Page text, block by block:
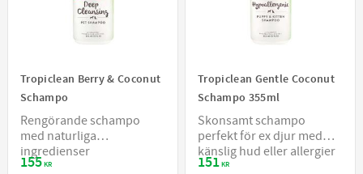
Tropiclean Berry & Coconut
Schampo
Rengörande schampo
med naturliga
ingredienser
155KR
Tropiclean Gentle Coconut
Schampo 355ml
Skonsamt schampo
perfekt för ex djur med
känslig hud eller allergier
151KR